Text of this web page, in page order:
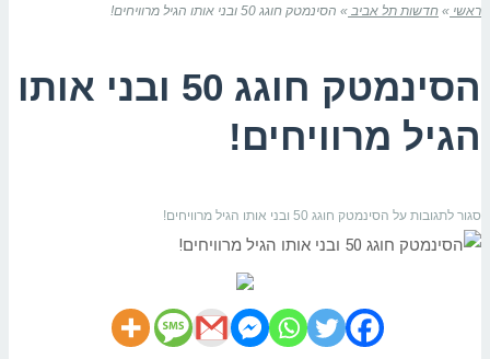
ראשי » חדשות תל אביב » הסינמטק חוגג 50 ובני אותו הגיל מרוויחים!
הסינמטק חוגג 50 ובני אותו
הגיל מרוויחים!
סגור לתגובות על הסינמטק חוגג 50 ובני אותו הגיל מרוויחים!